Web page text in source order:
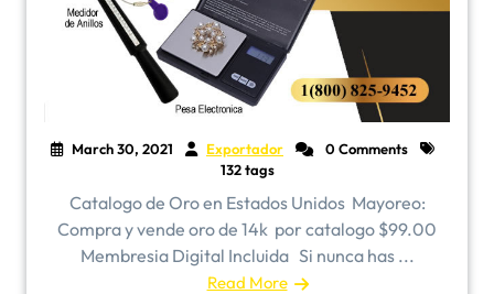
March 30, 2021 Exportador
0 Comments
132 tags
Catalogo de Oro en Estados Unidos ​Mayoreo:
Compra y vende oro de 14k por catalogo $99.00
Membresia Digital Incluida Si nunca has ...
Read More